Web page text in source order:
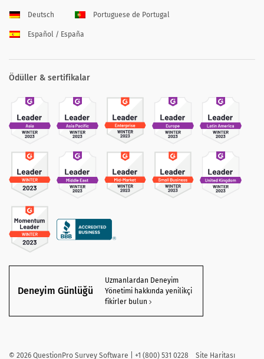
Deutsch Portuguese de Portugal
Español / España
Ödüller & sertifikalar
Deneyim Günlüğü
Uzmanlardan Deneyim
Yönetimi hakkında yenilikçi
fikirler bulun
© 2026 QuestionPro Survey Software | +1 (800) 531 0228 Site Haritası